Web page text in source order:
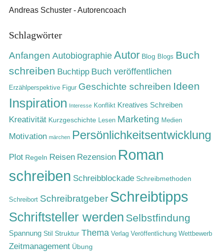
Andreas Schuster - Autorencoach
Schlagwörter
Anfangen Autobiographie Autor Blog Blogs Buch
schreiben Buchtipp Buch veröffentlichen
Erzählperspektive Figur Geschichte schreiben Ideen
Inspiration Interesse Konflikt Kreatives Schreiben
Kreativität Kurzgeschichte Lesen Marketing Medien
Motivation märchen Persönlichkeitsentwicklung
Plot Regeln Reisen Rezension Roman
schreiben Schreibblockade Schreibmethoden
Schreibort Schreibratgeber Schreibtipps
Schriftsteller werden Selbstfindung
Spannung Stil Struktur Thema Verlag Veröffentlichung Wettbewerb
Zeitmanagement Übung